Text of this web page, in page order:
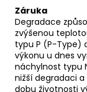
Záruka
Degradace
zvýšenou
typu P (P-Type)
výkonu u dnes
náchylnost typu
nižší degradaci
dobu životnosti